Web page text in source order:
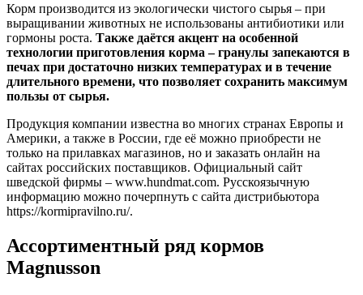
Корм производится из экологически чистого сырья – при
выращивании животных не использованы антибиотики или
гормоны роста. Также даётся акцент на особенной
технологии приготовления корма – гранулы запекаются в
печах при достаточно низких температурах и в течение
длительного времени, что позволяет сохранить максимум
пользы от сырья.
Продукция компании известна во многих странах Европы и
Америки, а также в России, где её можно приобрести не
только на прилавках магазинов, но и заказать онлайн на
сайтах российских поставщиков. Официальный сайт
шведской фирмы – www.hundmat.com. Русскоязычную
информацию можно почерпнуть с сайта дистрибьютора
https://kormipravilno.ru/.
Ассортиментный ряд кормов
Magnusson